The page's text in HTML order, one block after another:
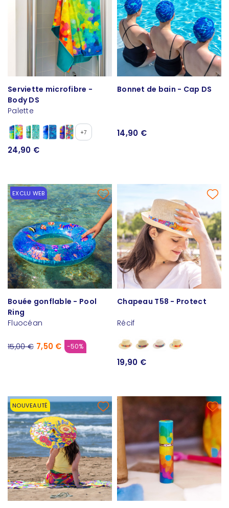
Serviette microfibre -
Body DS
Palette
+7
24,90 €
Bonnet de bain - Cap DS
14,90 €
EXCLU WEB
Bouée gonflable - Pool
Ring
Fluocéan
15,00 € 7,50 € -50%
Chapeau T58 - Protect
Récif
19,90 €
NOUVEAUTÉ